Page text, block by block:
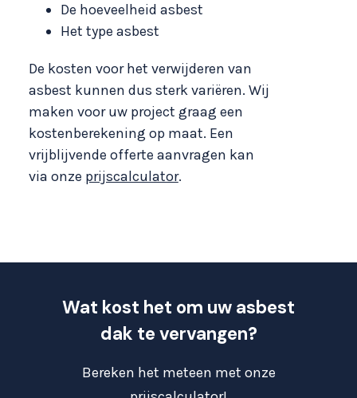
De hoeveelheid asbest
Het type asbest
De kosten voor het verwijderen van
asbest kunnen dus sterk variëren. Wij
maken voor uw project graag een
kostenberekening op maat. Een
vrijblijvende offerte aanvragen kan
via onze prijscalculator.
Wat kost het om uw asbest
dak te vervangen?
Bereken het meteen met onze